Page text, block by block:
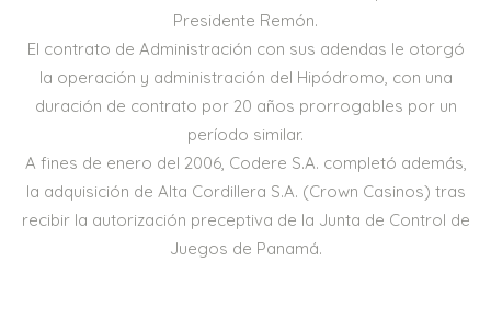
Presidente Remón.
El contrato de Administración con sus adendas le otorgó
la operación y administración del Hipódromo, con una
duración de contrato por 20 años prorrogables por un
período similar.
A fines de enero del 2006, Codere S.A. completó además,
la adquisición de Alta Cordillera S.A. (Crown Casinos) tras
recibir la autorización preceptiva de la Junta de Control de
Juegos de Panamá.